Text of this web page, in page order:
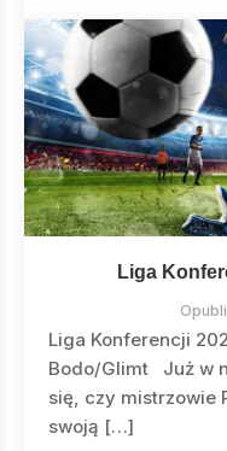
Liga
Liga Konferencji
Bodo/Glimt Już w
się, czy mistrzowie
swoją […]